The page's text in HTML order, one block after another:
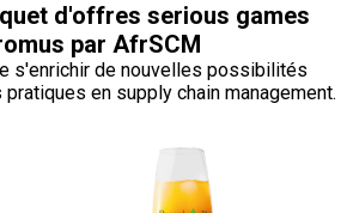
d'offres serious games
par AfrSCM
s'enrichir de nouvelles possibilités
en supply chain management.